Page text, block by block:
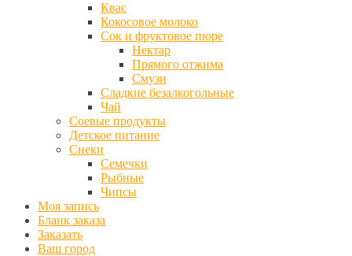
Квас
Кокосовое молоко
Сок и фруктовое пюре
Нектар
Прямого отжима
Смузи
Сладкие безалкогольные
Чай
Соевые продукты
Детское питание
Снеки
Семечки
Рыбные
Чипсы
Моя запись
Бланк заказа
Заказать
Ваш город